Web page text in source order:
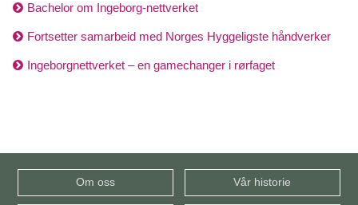
Bachelor om Ingeborg-nettverket
Fortsetter samarbeid med Norges Hyggeligste håndverker
Ingeborgnettverket – en gamechanger i rørfaget
Om oss Vår historie